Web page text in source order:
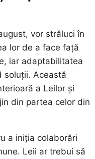
vor străluci în
lor de a face față
iar adaptabilitatea
soluții. Această
a Leilor și
din partea celor din
a iniția colaborări
Leii ar trebui să